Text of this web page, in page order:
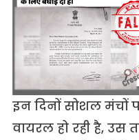
इन दिनों सोशल मंचों
वायरल हो रही है, उस